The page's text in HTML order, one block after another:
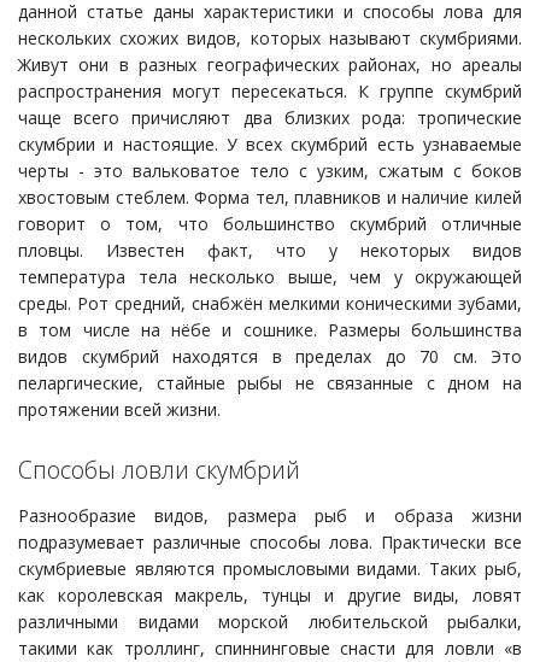
данной статье даны характеристики и способы лова для
нескольких схожих видов, которых называют скумбриями.
Живут они в разных географических районах, но ареалы
распространения могут пересекаться. К группе скумбрий
чаще всего причисляют два близких рода: тропические
скумбрии и настоящие. У всех скумбрий есть узнаваемые
черты - это вальковатое тело с узким, сжатым с боков
хвостовым стеблем. Форма тел, плавников и наличие килей
говорит о том, что большинство скумбрий отличные
пловцы. Известен факт, что у некоторых видов
температура тела несколько выше, чем у окружающей
среды. Рот средний, снабжён мелкими коническими зубами,
в том числе на нёбе и сошнике. Размеры большинства
видов скумбрий находятся в пределах до 70 см. Это
пеларгические, стайные рыбы не связанные с дном на
протяжении всей жизни.
Способы ловли скумбрий
Разнообразие видов, размера рыб и образа жизни
подразумевает различные способы лова. Практически все
скумбриевые являются промысловыми видами. Таких рыб,
как королевская макрель, тунцы и другие виды, ловят
различными видами морской любительской рыбалки,
такими как троллинг, спиннинговые снасти для ловли «в